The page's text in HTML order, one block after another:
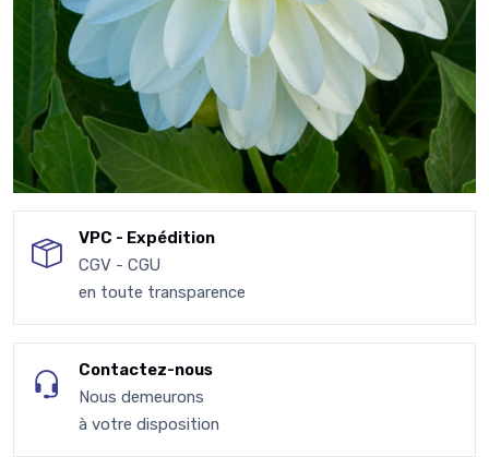
VPC - Expédition
CGV - CGU
en toute transparence
Contactez-nous
Nous demeurons
à votre disposition